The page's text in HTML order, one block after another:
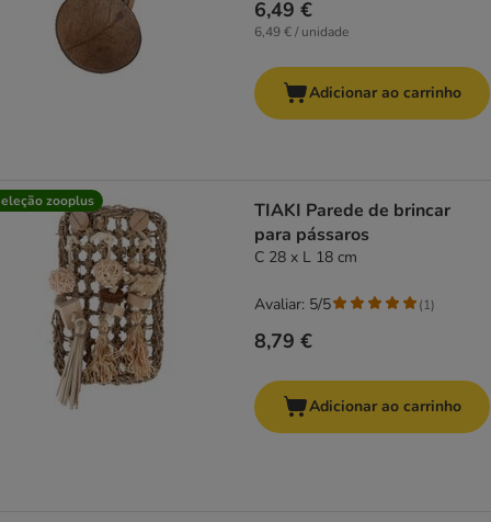
6,49 €
6,49 € / unidade
Adicionar ao carrinho
zooplus
TIAKI Parede de brincar
para pássaros
C 28 x L 18 cm
8,79 €
Avaliar: 5/5 (1)
Adicionar ao carrinho